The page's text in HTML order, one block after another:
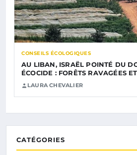
CONSEILS ÉCOLOGIQUES
AU LIBAN, ISRAËL POINTÉ DU
ÉCOCIDE : FORÊTS RAVAGÉES
LAURA CHEVALIER
CATÉGORIES